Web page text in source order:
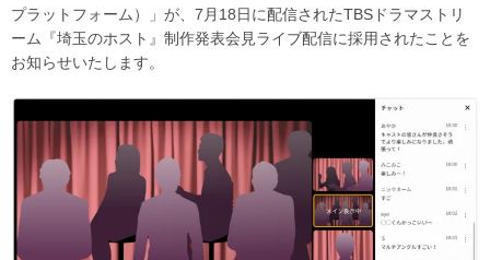
プラットフォーム）」が、7月18日に配信されたTBSドラマストリ
ーム『埼玉のホスト』制作発表会見ライブ配信に採用されたことを
お知らせいたします。